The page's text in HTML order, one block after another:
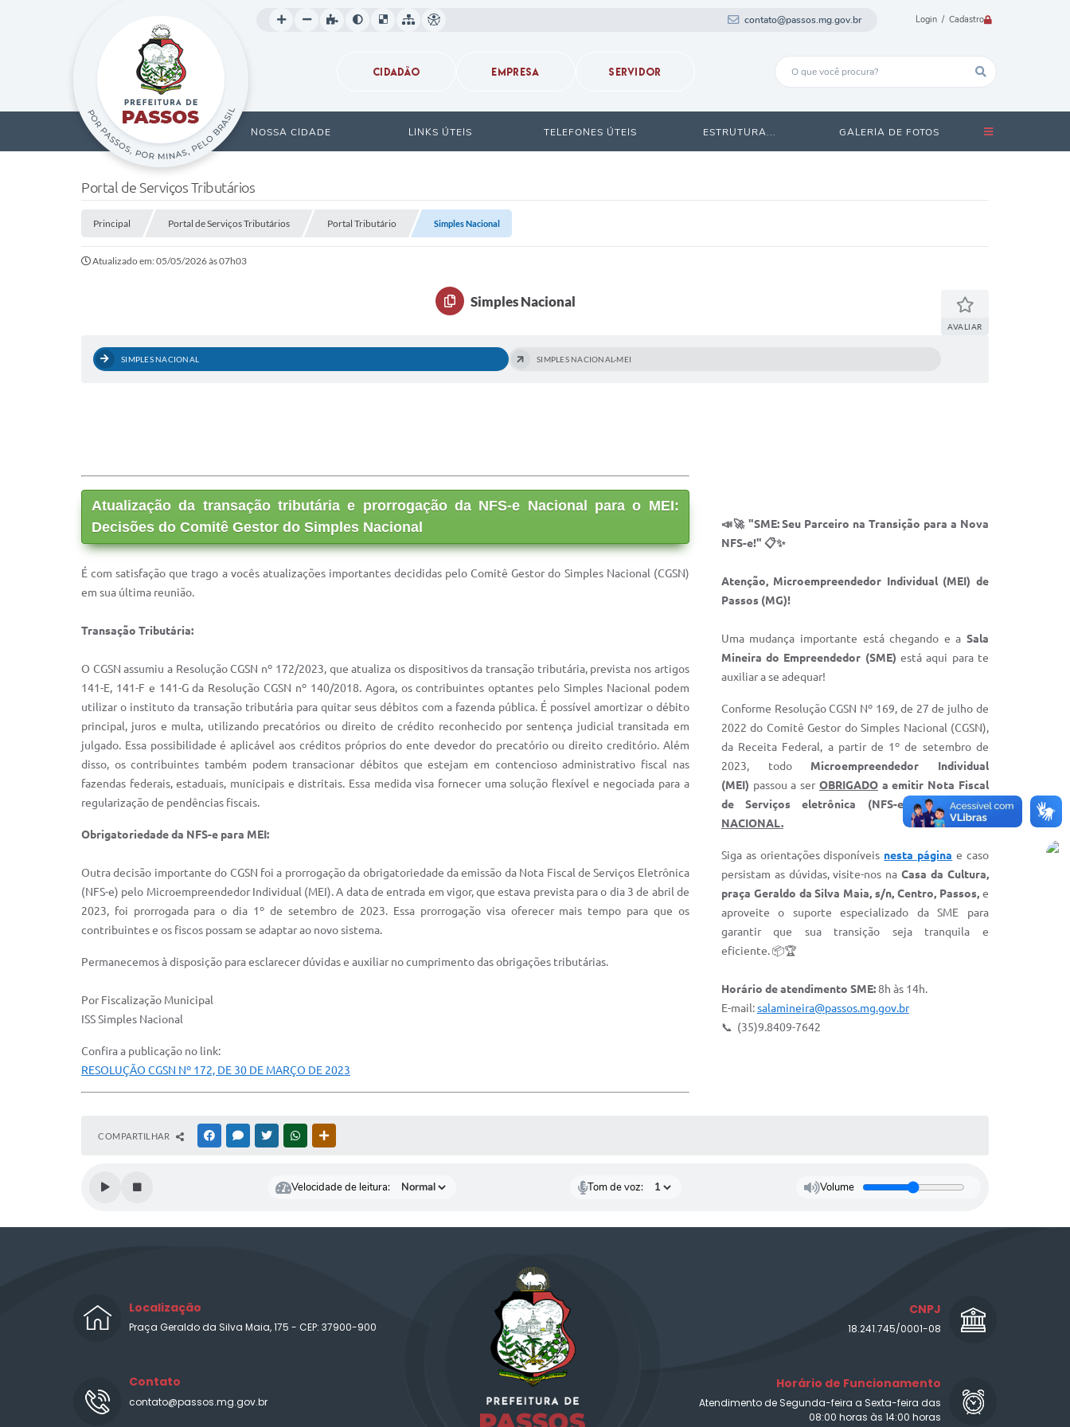
Login / Cadastro
contato@passos.mg.gov.br
CIDADÃO EMPRESA SERVIDOR
NOSSA CIDADE LINKS ÚTEIS TELEFONES ÚTEIS ESTRUTURA... GALERIA DE FOTOS
Portal de Serviços Tributários
Principal Portal de Serviços Tributários Portal Tributário Simples Nacional
Atualizado em: 05/05/2026 às 07h03
Simples Nacional
AVALIAR
SIMPLES NACIONAL SIMPLES NACIONAL-MEI
Atualização da transação tributária e prorrogação da NFS-e Nacional para o MEI:
Decisões do Comitê Gestor do Simples Nacional
É com satisfação que trago a vocês atualizações importantes decididas pelo Comitê Gestor do Simples Nacional (CGSN)
em sua última reunião.
Transação Tributária:
O CGSN assumiu a Resolução CGSN nº 172/2023, que atualiza os dispositivos da transação tributária, prevista nos artigos
141-E, 141-F e 141-G da Resolução CGSN nº 140/2018. Agora, os contribuintes optantes pelo Simples Nacional podem
utilizar o instituto da transação tributária para quitar seus débitos com a fazenda pública. É possível amortizar o débito
principal, juros e multa, utilizando precatórios ou direito de crédito reconhecido por sentença judicial transitada em
julgado. Essa possibilidade é aplicável aos créditos próprios do ente devedor do precatório ou direito creditório. Além
disso, os contribuintes também podem transacionar débitos que estejam em contencioso administrativo fiscal nas
fazendas federais, estaduais, municipais e distritais. Essa medida visa fornecer uma solução flexível e negociada para a
regularização de pendências fiscais.
Obrigatoriedade da NFS-e para MEI:
Outra decisão importante do CGSN foi a prorrogação da obrigatoriedade da emissão da Nota Fiscal de Serviços Eletrônica
(NFS-e) pelo Microempreendedor Individual (MEI). A data de entrada em vigor, que estava prevista para o dia 3 de abril de
2023, foi prorrogada para o dia 1º de setembro de 2023. Essa prorrogação visa oferecer mais tempo para que os
contribuintes e os fiscos possam se adaptar ao novo sistema.
Permanecemos à disposição para esclarecer dúvidas e auxiliar no cumprimento das obrigações tributárias.
Por Fiscalização Municipal
ISS Simples Nacional
Confira a publicação no link:
RESOLUÇÃO CGSN Nº 172, DE 30 DE MARÇO DE 2023
📣🚀 "SME: Seu Parceiro na Transição para a Nova
NFS-e!" 📋✨
Atenção, Microempreendedor Individual (MEI) de
Passos (MG)!
Uma mudança importante está chegando e a Sala
Mineira do Empreendedor (SME) está aqui para te
auxiliar a se adequar!
Conforme Resolução CGSN Nº 169, de 27 de julho de
2022 do Comitê Gestor do Simples Nacional (CGSN),
da Receita Federal, a partir de 1º de setembro de
2023, todo Microempreendedor Individual
(MEI) passou a ser OBRIGADOa emitir Nota Fiscal
de Serviços eletrônica (NFS-e)no
PADRÃO
NACIONAL.
​Siga as orientações disponíveis nesta página e caso
persistam as dúvidas, visite-nos naCasa da Cultura,
praça Geraldo da Silva Maia, s/n, Centro, Passos, e
aproveite o suporte especializado da SME para
garantir que sua transição seja tranquila e
eficiente. 📦🏆
Horário de atendimento SME:8h às 14h.
E-mail:salamineira@passos.mg.gov.br
📞 (35)9.8409-7642
COMPARTILHAR FACEBOOKMESSENGER
TWITTERWHATSAPP
Velocidade de leitura: Tom de voz: Volume
Localização
Praça Geraldo da Silva Maia, 175 - CEP: 37900-900
Contato
contato@passos.mg.gov.br
CNPJ
18.241.745/0001-08
Horário de Funcionamento
Atendimento de Segunda-feira a Sexta-feira das
08:00 horas às 14:00 horas